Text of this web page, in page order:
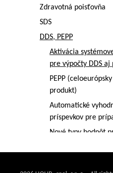
Zdravotná poisťovňa
SDS
DDS, PEPP
Aktivácia
pre výpočty DDS
PEPP
produkt)
Automatické
príspevkov pre
Nové typy hodnôt